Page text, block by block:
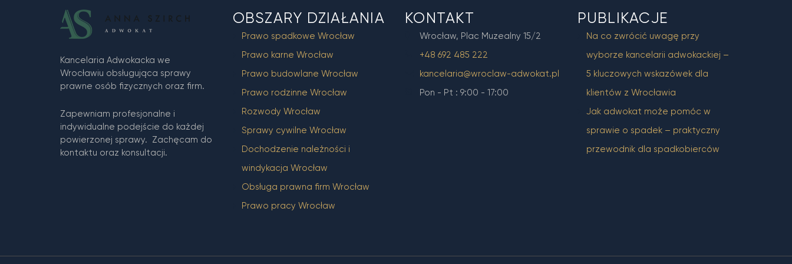
Kancelaria Adwokacka we
Wrocławiu obsługująca sprawy
prawne osób fizycznych oraz firm.
Zapewniam profesjonalne i
indywidualne podejście do każdej
powierzonej sprawy. Zachęcam do
kontaktu oraz konsultacji.
OBSZARY DZIAŁANIA
Prawo spadkowe Wrocław
Prawo karne Wrocław
Prawo budowlane Wrocław
Prawo rodzinne Wrocław
Rozwody Wrocław
Sprawy cywilne Wrocław
Dochodzenie należności i
windykacja Wrocław
Obsługa prawna firm Wrocław
Prawo pracy Wrocław
KONTAKT
Wrocław, Plac Muzealny 15/2
+48 692 485 222
kancelaria@wroclaw-adwokat.pl
Pon - Pt : 9:00 - 17:00
PUBLIKACJE
Na co zwrócić uwagę przy
wyborze kancelarii adwokackiej –
5 kluczowych wskazówek dla
klientów z Wrocławia
Jak adwokat może pomóc w
sprawie o spadek – praktyczny
przewodnik dla spadkobierców